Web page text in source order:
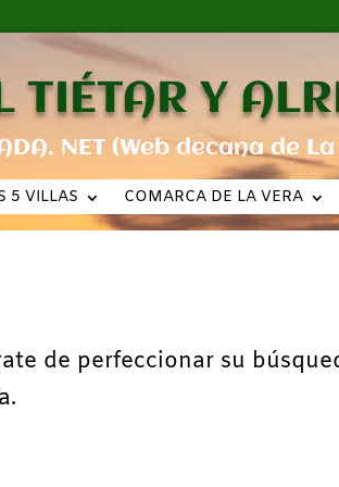
TIÉTAR Y
NET (Web decana de
5 VILLAS COMARCA DE LA VERA
de perfeccionar su